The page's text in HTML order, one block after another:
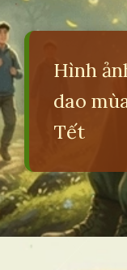
Hình
dao
Tết